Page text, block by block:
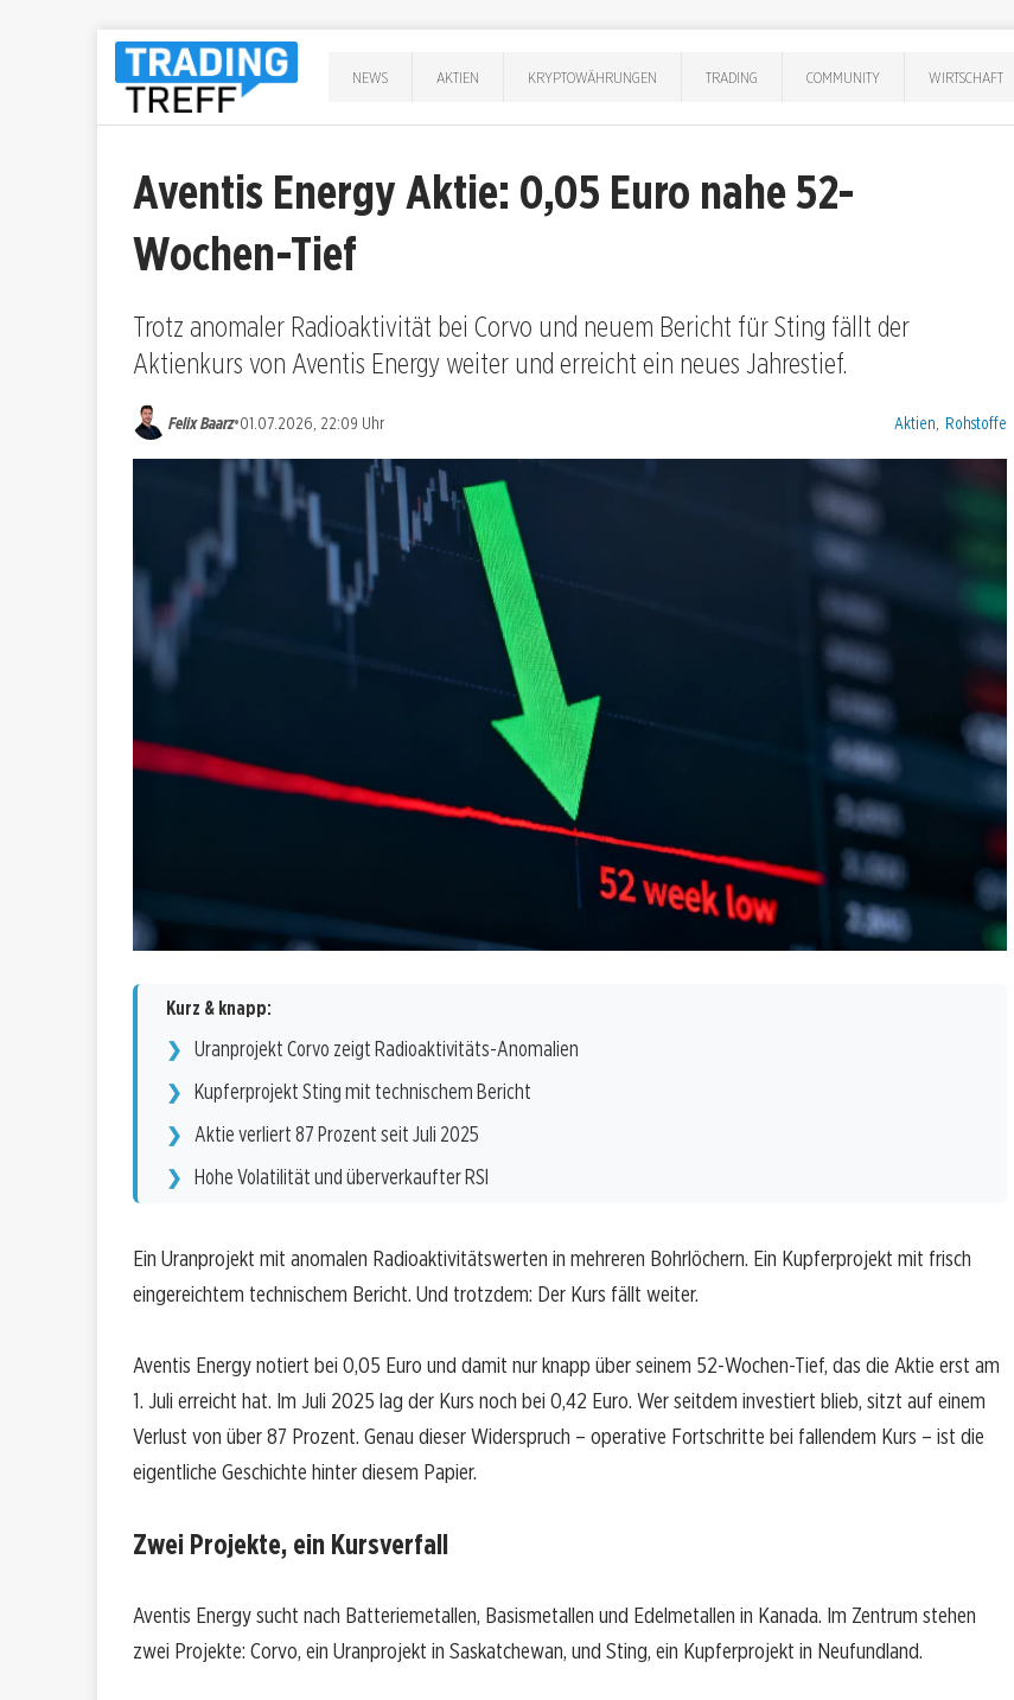
NEWS AKTIEN KRYPTOWÄHRUNGEN TRADING COMMUNITY WIRTSCHAFT
Aventis Energy Aktie: 0,05 Euro nahe 52-
Wochen-Tief
Trotz anomaler Radioaktivität bei Corvo und neuem Bericht für Sting fällt der
Aktienkurs von Aventis Energy weiter und erreicht ein neues Jahrestief.
Felix Baarz•01.07.2026, 22:09 Uhr Kategorien:
Aktien Rohstoffe
Kurz & knapp:
Uranprojekt Corvo zeigt Radioaktivitäts-Anomalien
Kupferprojekt Sting mit technischem Bericht
Aktie verliert 87 Prozent seit Juli 2025
Hohe Volatilität und überverkaufter RSI
Ein Uranprojekt mit anomalen Radioaktivitätswerten in mehreren Bohrlöchern. Ein Kupferprojekt mit frisch
eingereichtem technischem Bericht. Und trotzdem: Der Kurs fällt weiter.
Aventis Energy notiert bei 0,05 Euro und damit nur knapp über seinem 52-Wochen-Tief, das die Aktie erst am
1. Juli erreicht hat. Im Juli 2025 lag der Kurs noch bei 0,42 Euro. Wer seitdem investiert blieb, sitzt auf einem
Verlust von über 87 Prozent. Genau dieser Widerspruch – operative Fortschritte bei fallendem Kurs – ist die
eigentliche Geschichte hinter diesem Papier.
Zwei Projekte, ein Kursverfall
Aventis Energy sucht nach Batteriemetallen, Basismetallen und Edelmetallen in Kanada. Im Zentrum stehen
zwei Projekte: Corvo, ein Uranprojekt in Saskatchewan, und Sting, ein Kupferprojekt in Neufundland.